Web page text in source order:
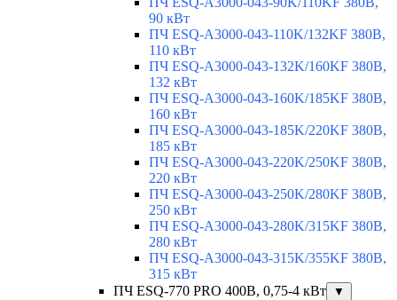
90 кВт
ПЧ ESQ-A3000-043-110K/132KF 380В,
110 кВт
ПЧ ESQ-A3000-043-132K/160KF 380В,
132 кВт
ПЧ ESQ-A3000-043-160K/185KF 380В,
160 кВт
ПЧ ESQ-A3000-043-185K/220KF 380В,
185 кВт
ПЧ ESQ-A3000-043-220K/250KF 380В,
220 кВт
ПЧ ESQ-A3000-043-250K/280KF 380В,
250 кВт
ПЧ ESQ-A3000-043-280K/315KF 380В,
280 кВт
ПЧ ESQ-A3000-043-315K/355KF 380В,
315 кВт
ПЧ ESQ-770 PRO 400В, 0,75-4 кВт
▼